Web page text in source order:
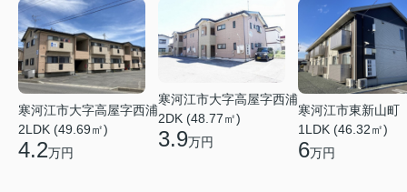
寒河江市大字高屋字西浦
2LDK (49.69㎡)
4.2万円
寒河江市大字高屋字西浦
2DK (48.77㎡)
3.9万円
寒河江市東新山町
1LDK (46.32㎡)
6万円